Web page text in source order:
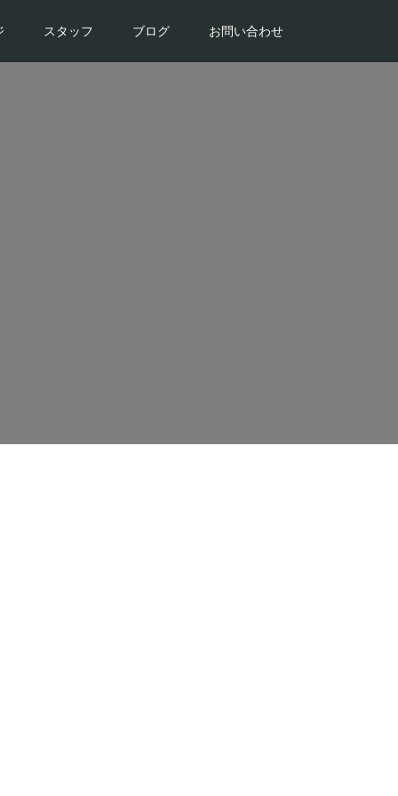
スタッフ ブログ お問い合わせ